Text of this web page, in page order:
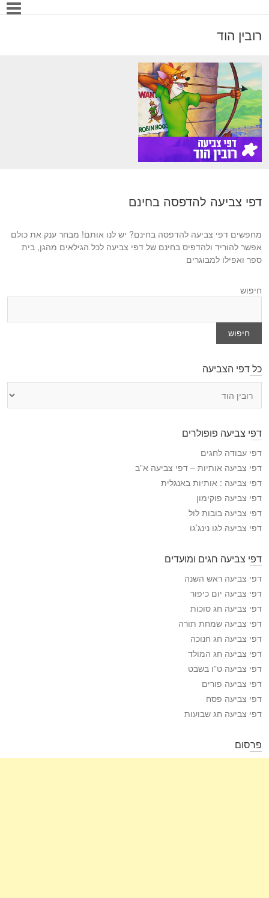
רובין הוד
דפי צביעה להדפסה בחינם
מחפשים דפי צביעה להדפסה בחינם? יש לנו אותם! מבחר ענק את כולם
אפשר להוריד ולהדפיס בחינם של דפי צביעה לכל הגילאים מהגן, בית
ספר ואפילו למבוגרים
חיפוש
חיפוש
כל דפי הצביעה
י
ה
צ
י
ע
ה
דפי צביעה פופולרים
דפי עבודה לחגים
דפי צביעה אותיות – דפי צביעה א”ב
דפי צביעה : אותיות באנגלית
דפי צביעה פוקימון
דפי צביעה בובות לול
דפי צביעה לגו נינג’גו
דפי צביעה חגים ומועדים
דפי צביעה ראש השנה
דפי צביעה יום כיפור
דפי צביעה חג סוכות
דפי צביעה שמחת תורה
דפי צביעה חג חנוכה
דפי צביעה חג המולד
דפי צביעה ט”ו בשבט
דפי צביעה פורים
דפי צביעה פסח
דפי צביעה חג שבועות
פרסום